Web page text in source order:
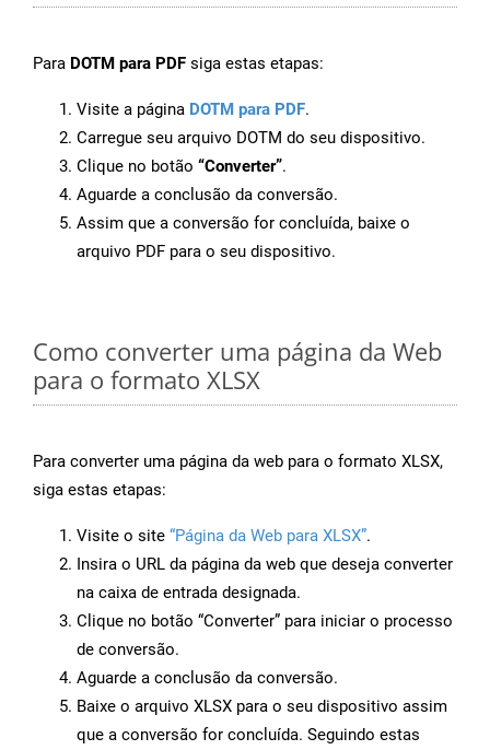
Para DOTM para PDF siga estas etapas:
Visite a página DOTM para PDF.
Carregue seu arquivo DOTM do seu dispositivo.
Clique no botão “Converter”.
Aguarde a conclusão da conversão.
Assim que a conversão for concluída, baixe o
arquivo PDF para o seu dispositivo.
Como converter uma página da Web
para o formato XLSX
Para converter uma página da web para o formato XLSX,
siga estas etapas:
Visite o site “Página da Web para XLSX”.
Insira o URL da página da web que deseja converter
na caixa de entrada designada.
Clique no botão “Converter” para iniciar o processo
de conversão.
Aguarde a conclusão da conversão.
Baixe o arquivo XLSX para o seu dispositivo assim
que a conversão for concluída. Seguindo estas